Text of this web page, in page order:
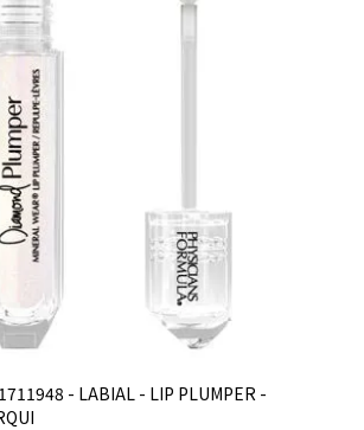
- LABIAL - LIP PLUMPER -